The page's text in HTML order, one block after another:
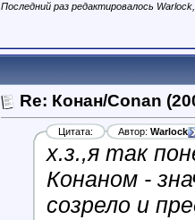
Последний раз редактировалось
Re: Конан/Conan
Цитата: Автор: Warlock
х.з.,я так
Конаном -
созрело и